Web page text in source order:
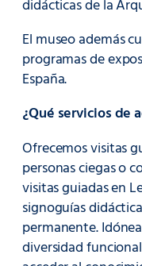
didácticas de la
El museo además
programas de
España.
¿Qué servicios de
Ofrecemos visitas
personas ciegas o
visitas guiadas en
signoguías
permanente.
diversidad